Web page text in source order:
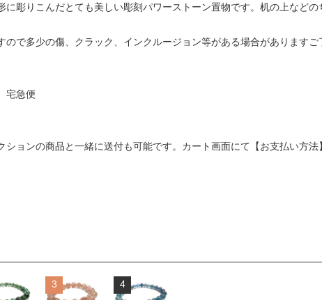
に彫りこんだとても美しい彫刻パワーストーン置物です。机の上などの
で多少の傷、クラック、インクルージョン等がある場合がありますご
宅急便
ションの商品と一緒に送付も可能です。カート画面にて【お支払い方
3 4